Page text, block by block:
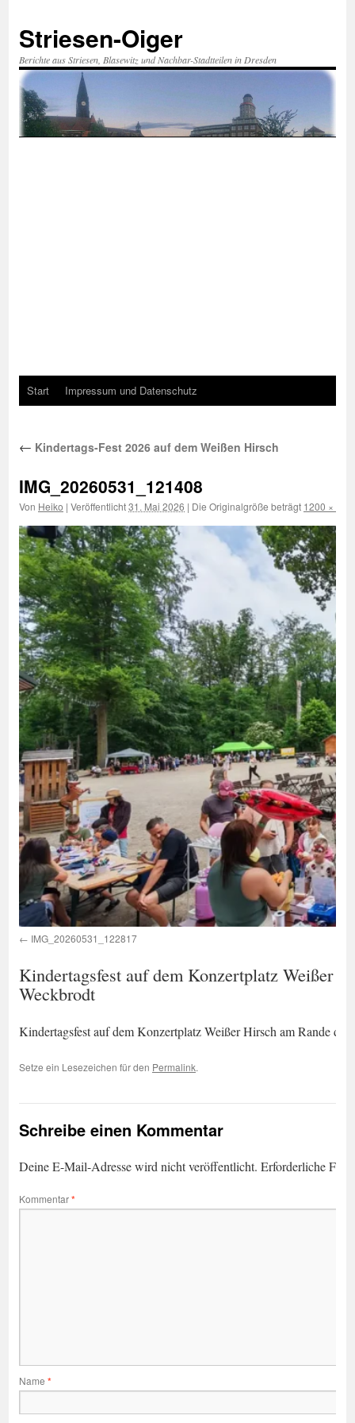
springen
Striesen-Oiger
Berichte aus Striesen, Blasewitz und Nachbar-Stadtteilen in Dresden
Start Impressum und Datenschutz
← Kindertags-Fest 2026 auf dem Weißen Hirsch
IMG_20260531_121408
Von Heiko | Veröffentlicht31. Mai 2026 | Die Originalgröße beträgt 1200 × 674
IMG_20260531_122817
Kindertagsfest auf dem Konzertplatz Weißer
Weckbrodt
Kindertagsfest auf dem Konzertplatz Weißer Hirsch am Rande
Setze ein Lesezeichen für den Permalink.
Schreibe einen Kommentar
Deine E-Mail-Adresse wird nicht veröffentlicht. Erforderliche
Kommentar*
Name *